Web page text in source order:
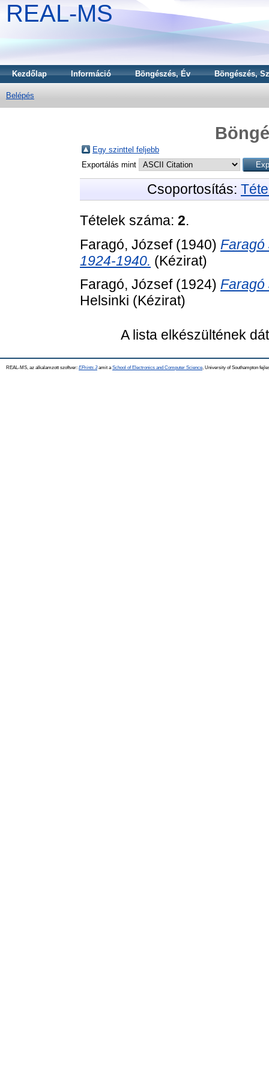
REAL-MS
Kezdőlap Információ Böngészés, Év Böngészés,
Belépés
Egy szinttel feljebb
Exportálás mint
Csoportosítás:
Tételek száma: 2.
Faragó, József(1940) Faragó
1924-1940. (Kézirat)
Faragó, József(1924) Faragó
Helsinki (Kézirat)
A lista elkészültének
REAL-MS, az alkalamzott szoftver: EPrints 3amit a School of Electronics and Computer Science , University of Southampton